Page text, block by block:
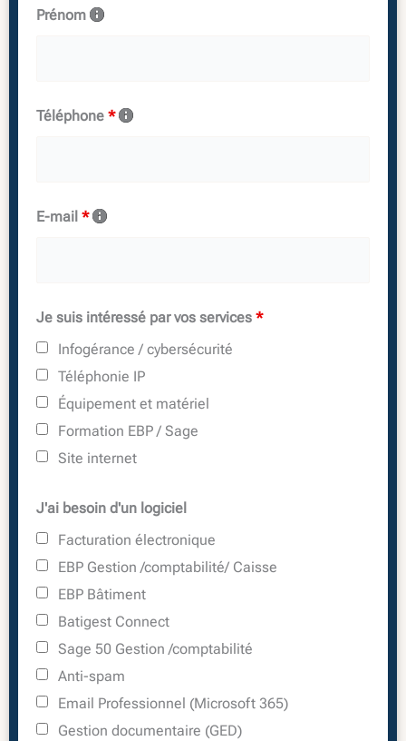
Prénom
Téléphone *
E-mail *
Je suis intéressé par vos services *
Infogérance / cybersécurité
Téléphonie IP
Équipement et matériel
Formation EBP / Sage
Site internet
J'ai besoin d'un logiciel
Facturation électronique
EBP Gestion /comptabilité/ Caisse
EBP Bâtiment
Batigest Connect
Sage 50 Gestion /comptabilité
Anti-spam
Email Professionnel (Microsoft 365)
Gestion documentaire (GED)